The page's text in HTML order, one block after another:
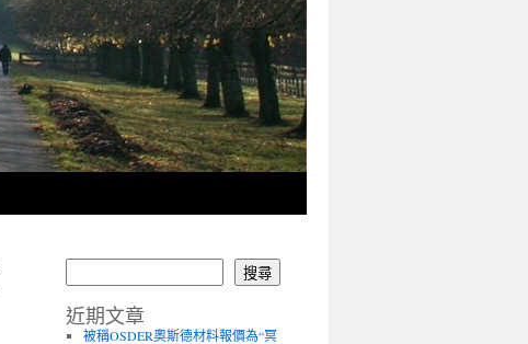
搜尋
近期文章
被稱OSDER奧斯德材料報價為“冥